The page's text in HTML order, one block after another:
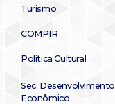
Turismo
COMPIR
Política Cultural
Sec. Desenvolvimento
Econômico